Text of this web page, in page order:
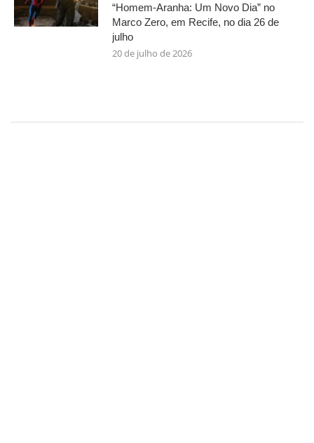
“Homem-Aranha: Um Novo Dia” no
Marco Zero, em Recife, no dia 26 de
julho
20 de julho de 2026